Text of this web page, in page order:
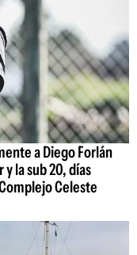
a Diego Forlán
la sub 20, días
Celeste